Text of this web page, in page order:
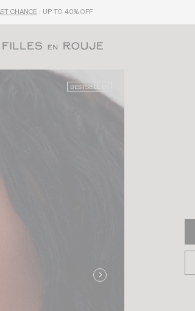
CHANCE : UP TO 40% OFF
BESTSELLER